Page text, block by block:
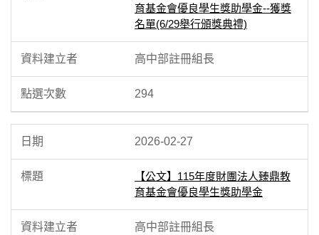
育基金會優良學生獎助學金--獲獎
名單(6/29舉行頒獎典禮)
高中部註冊組長
294
2026-02-27
【公文】115年度財團法人臻鼎教
育基金會優良學生獎助學金
高中部註冊組長